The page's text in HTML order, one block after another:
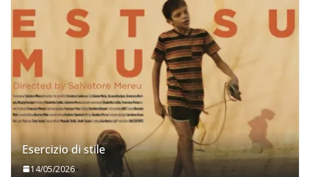
Esercizio di stile
14/05/2026